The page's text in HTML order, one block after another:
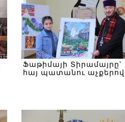
Ֆաթիմայի Տիրամայրը՝
հայ պատանու աչքերով